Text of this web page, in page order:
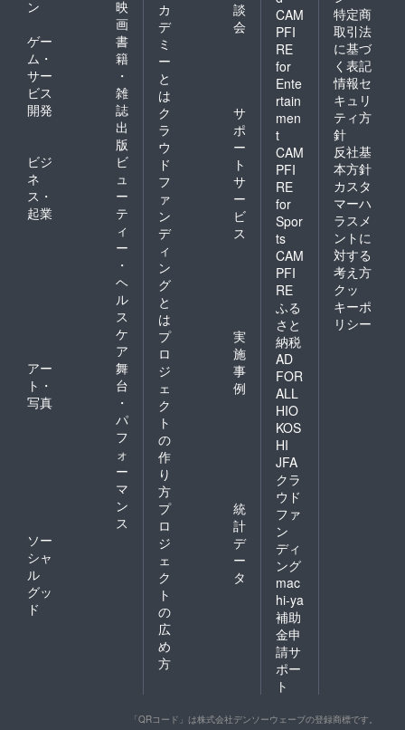
ン
映
画
ゲー
ム・
サー
ビス
開発
書
籍
・
雑
誌
出
版
ビジ
ネ
ス・
起業
ビ
ュ
ー
テ
ィ
ー
・
ヘ
ル
ス
ケ
ア
アー
ト・
写真
舞
台
・
パ
フ
ォ
ー
マ
ン
ス
ソー
シャ
ル
グッ
ド
カ
デ
ミ
ー
と
は
談
会
ク
ラ
ウ
ド
フ
ァ
ン
デ
ィ
ン
グ
と
は
サ
ポ
ー
ト
サ
ー
ビ
ス
プ
ロ
ジ
ェ
ク
ト
の
作
り
方
実
施
事
例
プ
ロ
ジ
ェ
ク
ト
の
広
め
方
統
計
デ
ー
タ
CAM
PFI
RE
for
Ente
rtain
men
t
CAM
PFI
RE
for
Spor
ts
CAM
PFI
RE
ふる
さと
納税
AD
FOR
ALL
HIO
KOS
HI
JFA
クラ
ウド
ファ
ン
ディ
ング
mac
hi-ya
補助
金申
請サ
ポー
ト
特定商
取引法
に基づ
く表記
情報セ
キュリ
ティ方
針
反社基
本方針
カスタ
マーハ
ラスメ
ントに
対する
考え方
クッ
キーポ
リシー
「QRコード」は株式会社デンソーウェーブの登録商標です。